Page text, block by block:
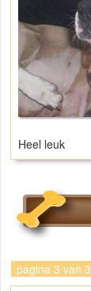
Heel leuk
pagina 3 van 3